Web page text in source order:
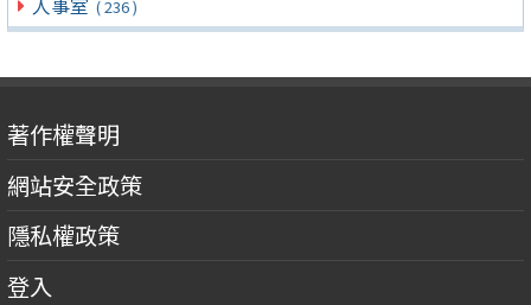
( 236 )
著作權聲明
網站安全政策
隱私權政策
登入